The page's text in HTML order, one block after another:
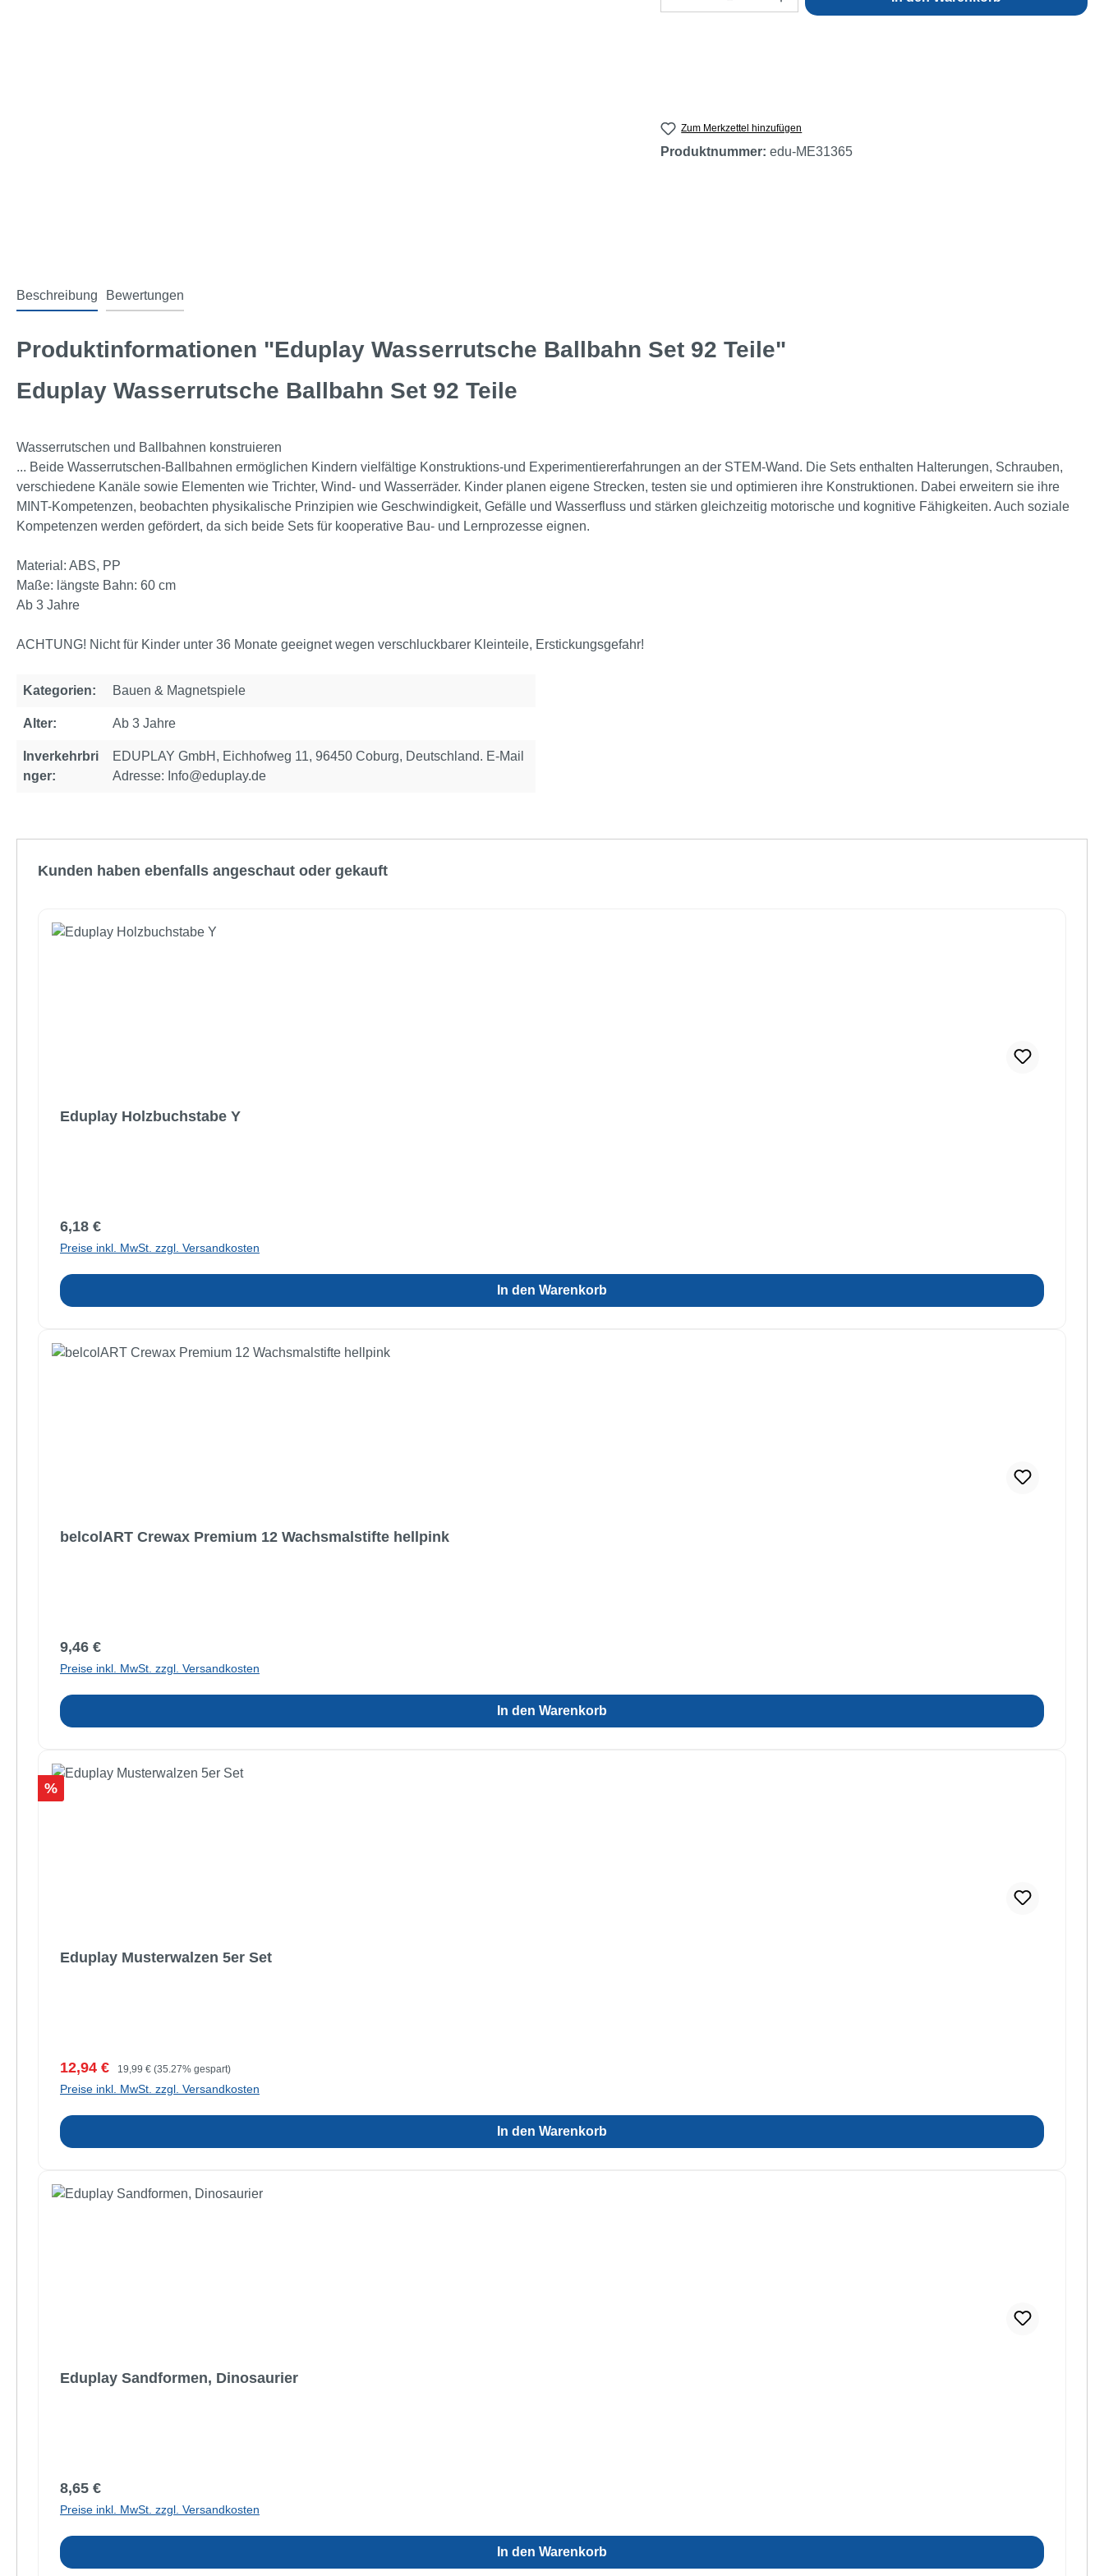
Zum Merkzettel hinzufügen
Produktnummer: edu-ME31365
Beschreibung Bewertungen
Produktinformationen "Eduplay Wasserrutsche Ballbahn Set 92 Teile"
Eduplay Wasserrutsche Ballbahn Set 92 Teile
Wasserrutschen und Ballbahnen konstruieren
... Beide Wasserrutschen-Ballbahnen ermöglichen Kindern vielfältige Konstruktions-und Experimentiererfahrungen an der STEM-Wand. Die Sets enthalten Halterungen, Schrauben,
verschiedene Kanäle sowie Elementen wie Trichter, Wind- und Wasserräder. Kinder planen eigene Strecken, testen sie und optimieren ihre Konstruktionen. Dabei erweitern sie ihre
MINT-Kompetenzen, beobachten physikalische Prinzipien wie Geschwindigkeit, Gefälle und Wasserfluss und stärken gleichzeitig motorische und kognitive Fähigkeiten. Auch soziale
Kompetenzen werden gefördert, da sich beide Sets für kooperative Bau- und Lernprozesse eignen.
Material: ABS, PP
Maße: längste Bahn: 60 cm
Ab 3 Jahre
ACHTUNG! Nicht für Kinder unter 36 Monate geeignet wegen verschluckbarer Kleinteile, Erstickungsgefahr!
Kategorien: Bauen & Magnetspiele
Alter: Ab 3 Jahre
Inverkehrbri
nger:
EDUPLAY GmbH, Eichhofweg 11, 96450 Coburg, Deutschland. E-Mail
Adresse: Info@eduplay.de
Produktgalerie überspringen
Kunden haben ebenfalls angeschaut oder gekauft
Eduplay Holzbuchstabe Y
Regulärer Preis:
6,18 €
Preise inkl. MwSt. zzgl. Versandkosten
In den Warenkorb
belcolART Crewax Premium 12 Wachsmalstifte hellpink
Regulärer Preis:
9,46 €
Preise inkl. MwSt. zzgl. Versandkosten
In den Warenkorb
Rabatt
%
Eduplay Musterwalzen 5er Set
Verkaufspreis:
12,94 € Regulärer Preis:
19,99 € (35.27% gespart)
Preise inkl. MwSt. zzgl. Versandkosten
In den Warenkorb
Eduplay Sandformen, Dinosaurier
Regulärer Preis:
8,65 €
Preise inkl. MwSt. zzgl. Versandkosten
In den Warenkorb